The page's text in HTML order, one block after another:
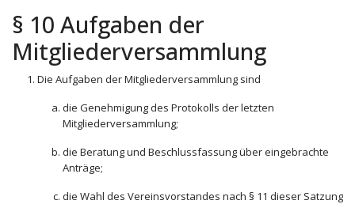
§ 10 Aufgaben der
Mitgliederversammlung
Die Aufgaben der Mitgliederversammlung sind
die Genehmigung des Protokolls der letzten
Mitgliederversammlung;
die Beratung und Beschlussfassung über eingebrachte
Anträge;
die Wahl des Vereinsvorstandes nach § 11 dieser Satzung